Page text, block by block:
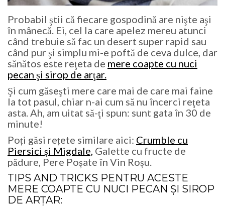
Probabil ştii că fiecare gospodină are nişte aşi
în mânecă. Ei, cel la care apelez mereu atunci
când trebuie să fac un desert super rapid sau
când pur şi simplu mi-e poftă de ceva dulce, dar
sănătos este reţeta de mere coapte cu nuci
pecan şi sirop de arţar.
Şi cum găseşti mere care mai de care mai faine
la tot pasul, chiar n-ai cum să nu încerci reţeta
asta. Ah, am uitat să-ţi spun: sunt gata în 30 de
minute!
Poți găsi rețete similare aici: Crumble cu
Piersici și Migdale, Galette cu fructe de
pădure, Pere Poșate în Vin Roșu.
TIPS AND TRICKS PENTRU ACESTE
MERE COAPTE CU NUCI PECAN ȘI SIROP
DE ARȚAR: